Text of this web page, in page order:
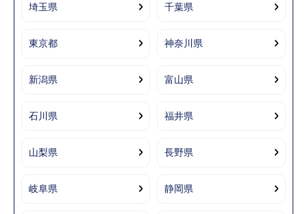
埼玉県 千葉県
東京都 神奈川県
新潟県 富山県
石川県 福井県
山梨県 長野県
岐阜県 静岡県